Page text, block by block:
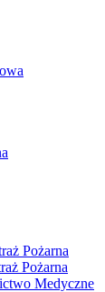
Pożarna
Pożarna
Medyczne